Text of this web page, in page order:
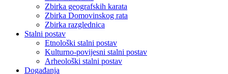
Zbirka geografskih karata
Zbirka Domovinskog rata
Zbirka razglednica
Stalni postav
Etnološki stalni postav
Kulturno-povijesni stalni postav
Arheološki stalni postav
Događanja